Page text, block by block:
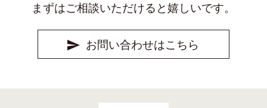
まずはご相談いただけると嬉しいです。
お問い合わせはこちら